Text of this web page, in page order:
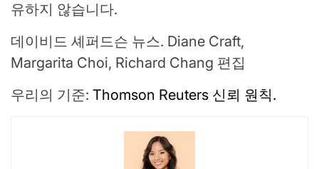
유하지 않습니다.
데이비드 셰퍼드슨 뉴스. Diane Craft,
Margarita Choi, Richard Chang 편집
우리의 기준: Thomson Reuters 신뢰 원칙.